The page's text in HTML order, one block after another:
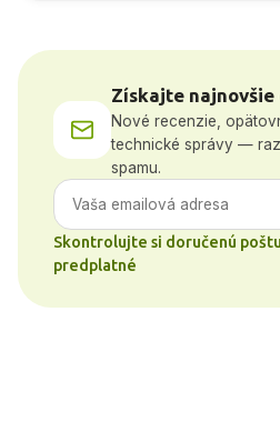
Získajte najnovšie
Nové recenzie,
technické správy —
spamu.
Skontrolujte si doručenú
predplatné